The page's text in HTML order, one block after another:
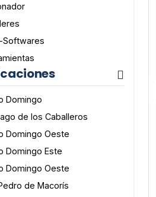
Softwares
Domingo
de los Caballeros
Domingo Oeste
Domingo Este
Domingo Oeste
de Macorís